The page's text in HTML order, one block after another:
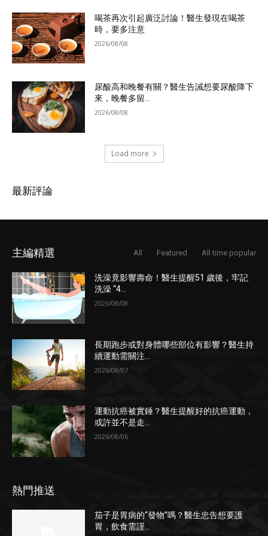
喝茶再次引起廣泛討論！醫生發現在喝茶
時，要多注意
2026/08/08
尿酸高和晚餐有關？醫生告誡想要尿酸降下
來，晚餐多留...
2026/08/08
Load more
最新評論
主編精選 All Featured All time popular
洗澡竟影響壽命！醫生提醒51 歲後，牢記
洗澡 “4...
2026/08/08
長期跑步或對身體哪些部位有影響？醫生持
續運動需關注...
2026/08/07
運動抗癌被實錘？醫生提醒好的抗癌運動，
或許並不是走...
2026/08/06
熱門推送
茄子是胃病的“發物”嗎？醫生忠告想要護
胃，飲食需謹...